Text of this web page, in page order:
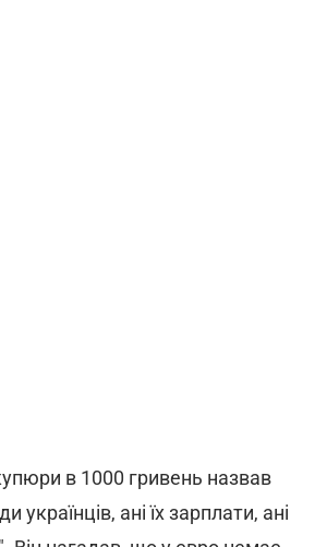
в 1000 гривень назвав
українців, ані їх зарплати, ані